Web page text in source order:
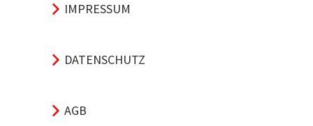
IMPRESSUM
DATENSCHUTZ
AGB